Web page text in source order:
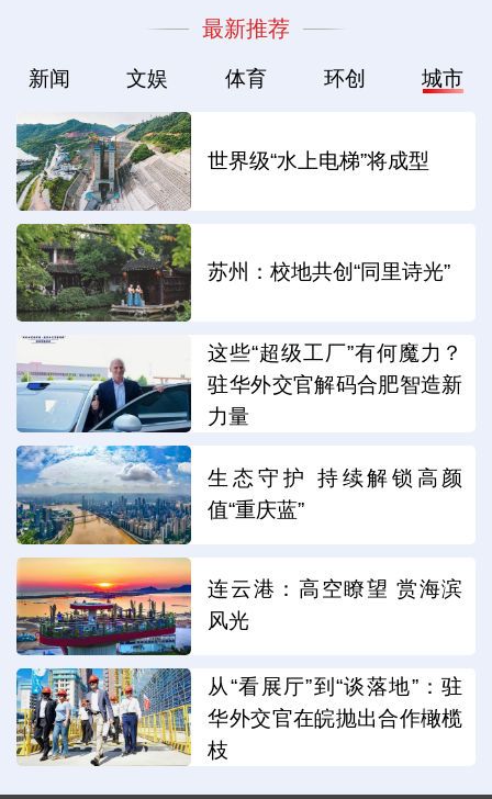
最新推荐
新闻 文娱 体育 环创 城市
世界级“水上电梯”将成型
苏州：校地共创“同里诗光”
这些“超级工厂”有何魔力？
驻华外交官解码合肥智造新
力量
生态守护 持续解锁高颜
值“重庆蓝”
连云港：高空瞭望 赏海滨
风光
从“看展厅”到“谈落地”：驻
华外交官在皖抛出合作橄榄
枝